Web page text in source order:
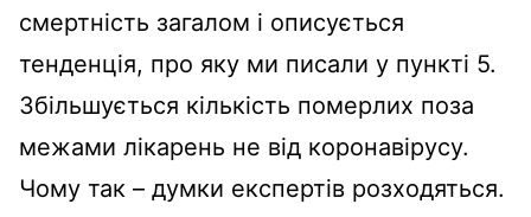
смертність загалом і описується
тенденція, про яку ми писали у пункті 5.
Збільшується кількість померлих поза
межами лікарень не від коронавірусу.
Чому так – думки експертів розходяться.